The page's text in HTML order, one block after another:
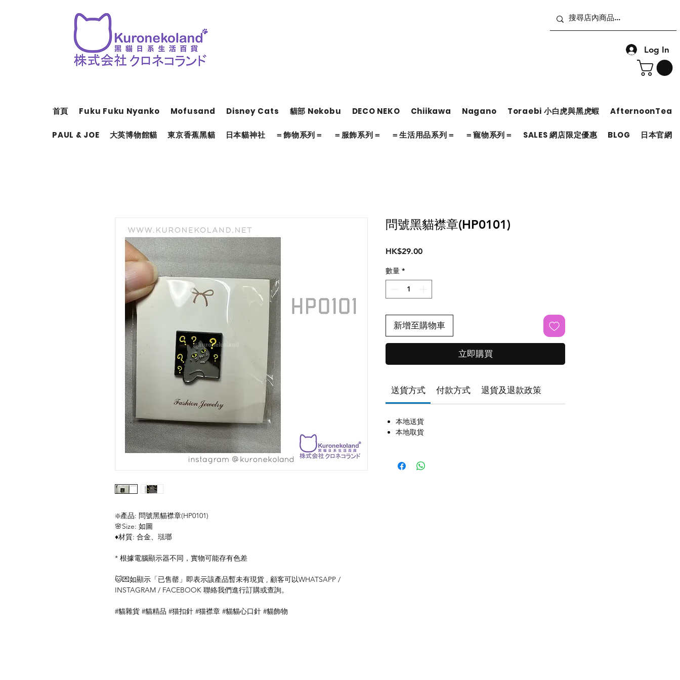
Log In
首頁 Fuku Fuku Nyanko Mofusand Disney Cats 貓部 Nekobu DECO NEKO Chiikawa Nagano Toraebi 小白虎與黑虎蝦 AfternoonTea
PAUL & JOE 大英博物館貓 東京香蕉黑貓 日本貓神社 ＝飾物系列＝ ＝服飾系列＝ ＝生活用品系列＝ ＝寵物系列＝ SALES 網店限定優惠 BLOG 日本官網
❇️產品: 問號黑貓襟章(HP0101)
🌸Size: 如圖
♦️材質: 合金、琺瑯
* 根據電腦顯示器不同，實物可能存有色差
🐱💌如顯示「已售罄」即表示該產品暫未有現貨 , 顧客可以WHATSAPP /
INSTAGRAM / FACEBOOK 聯絡我們進行訂購或查詢。
#貓雜貨 #貓精品 #猫扣針 #猫襟章 #貓貓心口針 #貓飾物
問號黑貓襟章(HP0101)
HK$29.00價
數量 *
新增至購物車
立即購買
送貨方式 付款方式 退貨及退款政策
本地送貨
本地取貨